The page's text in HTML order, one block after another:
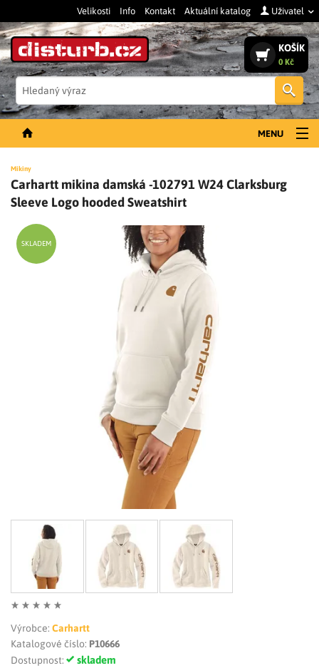
Velikosti Info Kontakt Aktuální katalog Uživatel
KOŠÍK
0 Kč
MENU
PÁNSKÉ OBLEČENÍ
DOPLŇKY
Mikiny
Carhartt mikina damská -102791 W24 Clarksburg
Sleeve Logo hooded Sweatshirt
SKLADEM
Výrobce: Carhartt
Katalogové číslo: P10666
Dostupnost:
skladem